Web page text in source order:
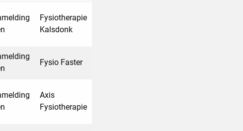
Fysiotherapie
Kalsdonk
Fysio Faster
Axis
Fysiotherapie